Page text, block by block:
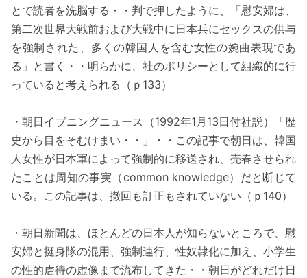
とで読者を洗脳する・・判で押したように、「慰安婦は、
第二次世界大戦前および大戦中に日本兵にセックスの供与
を強制された、多くの韓国人を含む女性の婉曲表現であ
る」と書く・・明らかに、社のポリシーとして組織的に行
っていると考えられる（ｐ133）
・朝日イブニングニュース（1992年1月13日付社説）「歴
史から目をそむけまい・・」・・この記事で朝日は、韓国
人女性が日本軍によって強制的に移送され、売春させられ
たことは周知の事実（common knowledge）だと断じて
いる。この記事は、撤回も訂正もされていない（ｐ140）
・朝日新聞は、ほとんどの日本人が知らないところで、慰
安婦と挺身隊の混用、強制連行、性奴隷化に加え、小学生
の性的虐待の虚像まで流布してきた・・朝日がどれだけ日